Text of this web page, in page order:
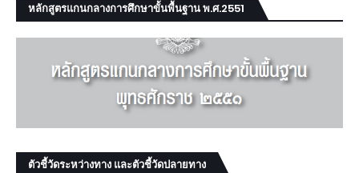
หลักสูตรแกนกลางการศึกษาขั้นพื้นฐาน พ.ศ.2551
ตัวชี้วัดระหว่างทาง และตัวชี้วัดปลายทาง